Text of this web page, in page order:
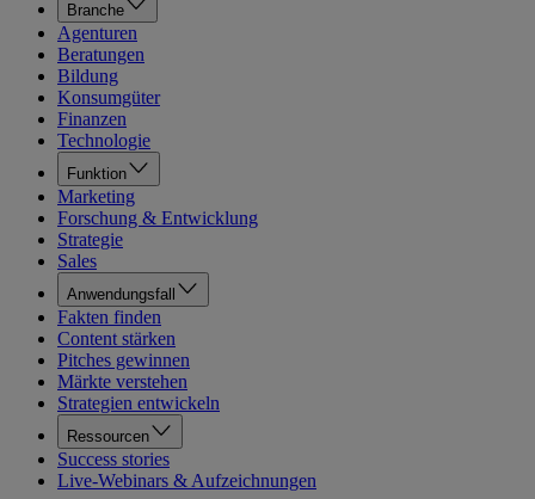
Branche
Agenturen
Beratungen
Bildung
Konsumgüter
Finanzen
Technologie
Funktion
Marketing
Forschung & Entwicklung
Strategie
Sales
Anwendungsfall
Fakten finden
Content stärken
Pitches gewinnen
Märkte verstehen
Strategien entwickeln
Ressourcen
Success stories
Live-Webinars & Aufzeichnungen